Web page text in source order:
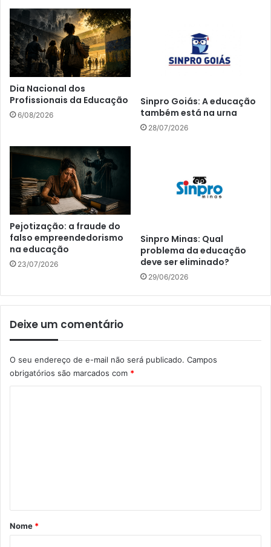
Dia Nacional dos
Profissionais da Educação
6/08/2026
Sinpro Goiás: A educação
também está na urna
28/07/2026
Pejotização: a fraude do
falso empreendedorismo
na educação
23/07/2026
Sinpro Minas: Qual
problema da educação
deve ser eliminado?
29/06/2026
Deixe um comentário
O seu endereço de e-mail não será publicado. Campos
obrigatórios são marcados com *
r
Nome *